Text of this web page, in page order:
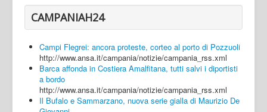
CAMPANIAH24
Campi Flegrei: ancora proteste, corteo al porto di Pozzuoli
http://www.ansa.it/campania/notizie/campania_rss.xml
Barca affonda in Costiera Amalfitana, tutti salvi i diportisti
a bordo
http://www.ansa.it/campania/notizie/campania_rss.xml
Il Bufalo e Sammarzano, nuova serie gialla di Maurizio De